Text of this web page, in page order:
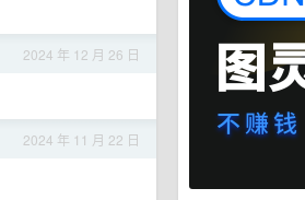
2024 年 12 月 26 日
2024 年 11 月 22 日